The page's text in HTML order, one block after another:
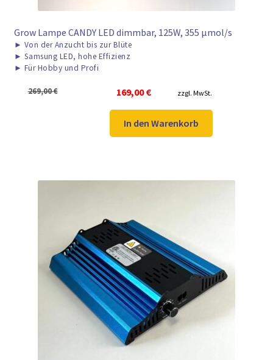
Grow Lampe CANDY LED dimmbar, 125W, 355 μmol/s
► Von der Anzucht bis zur Blüte
► Samsung LED, hohe Effizienz
► Für Hobby und Profi
269,00€
Ursprünglicher
war:
269,00 €
169,00€
Aktueller
ist:
169,00 €.
zzgl. MwSt.
In den Warenkorb